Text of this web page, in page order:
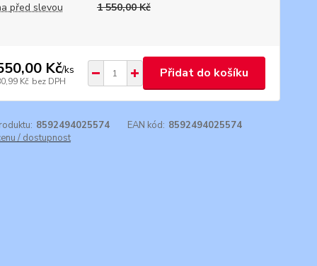
před slevou 1 550,00 Kč
Kč/ks
Kč bez DPH
Přidat do košíku
8592494025574 EAN kód: 8592494025574
/ dostupnost